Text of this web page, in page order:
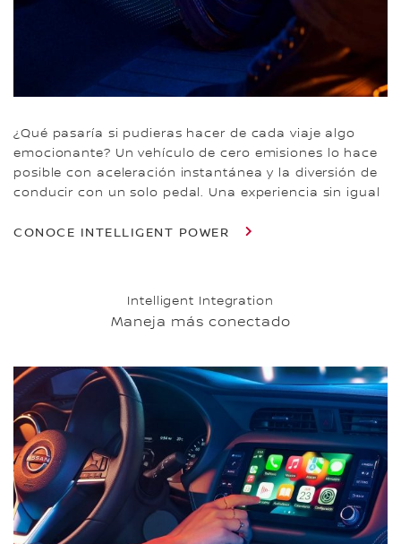
¿Qué pasaría si pudieras hacer de cada viaje algo
emocionante? Un vehículo de cero emisiones lo hace
posible con aceleración instantánea y la diversión de
conducir con un solo pedal. Una experiencia sin igual
CONOCE INTELLIGENT POWER
Intelligent Integration
Maneja más conectado